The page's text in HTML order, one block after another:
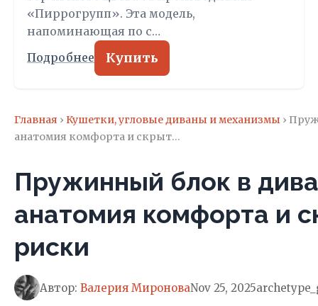
«Пиррогрупп». Эта модель,
напоминающая по с…
Подробнее Купить
Главная › Кушетки, угловые диваны и механизмы ›
анатомия комфорта и скрыт…
Пружинный блок в
анатомия комфорта и
риски
Автор: Валерия МироноваNov 25, 2025